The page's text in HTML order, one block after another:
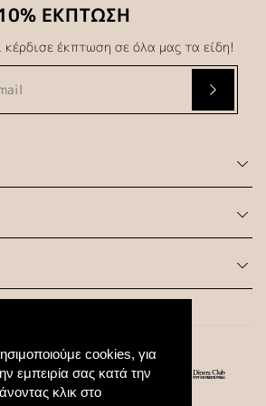
cookies, για
εμπειρία σας κατά την
κλικ στο
ΕΚΠΤΩΣΗ
έκπτωση σε όλα μας τα είδη!